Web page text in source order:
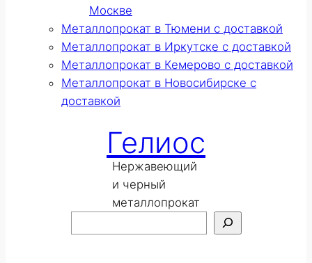
Москве
Металлопрокат в Тюмени с доставкой
Металлопрокат в Иркутске с доставкой
Металлопрокат в Кемерово с доставкой
Металлопрокат в Новосибирске с
доставкой
Гелиос
Нержавеющий
и черный
металлопрокат